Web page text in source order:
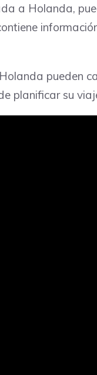
a Holanda,
pueden
planificar su